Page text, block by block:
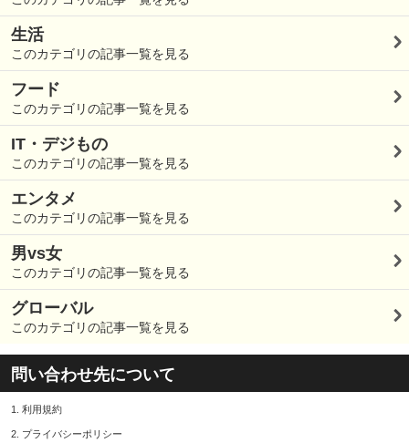
生活
このカテゴリの記事一覧を見る
フード
このカテゴリの記事一覧を見る
IT・デジもの
このカテゴリの記事一覧を見る
エンタメ
このカテゴリの記事一覧を見る
男vs女
このカテゴリの記事一覧を見る
グローバル
このカテゴリの記事一覧を見る
問い合わせ先について
1. 利用規約
2. プライバシーポリシー